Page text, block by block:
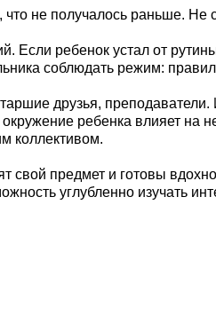
не получалось раньше. Не
Если ребенок устал от
соблюдать режим:
друзья,
ребенка влияет на
коллективом.
свой предмет и готовы
углубленно изучать